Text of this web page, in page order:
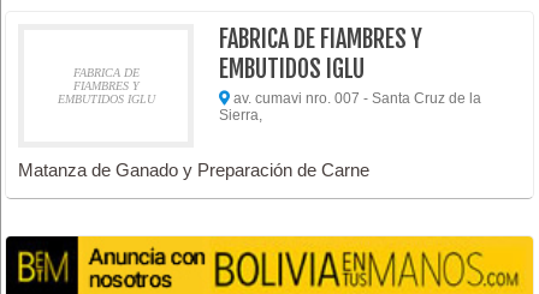
FABRICA DE
FIAMBRES Y
EMBUTIDOS IGLU
FABRICA DE FIAMBRES Y
EMBUTIDOS IGLU
av. cumavi nro. 007 - Santa Cruz de la
Sierra,
Matanza de Ganado y Preparación de Carne